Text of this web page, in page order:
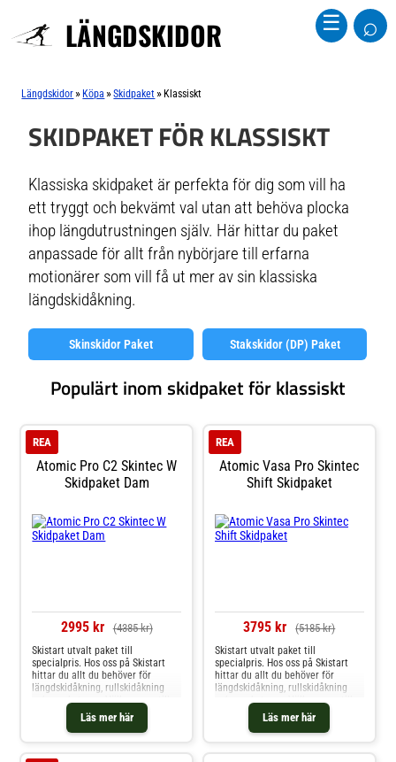
LÄNGDSKIDOR ☰ ⌕
Längdskidor » Köpa »Skidpaket » Klassiskt
SKIDPAKET FÖR KLASSISKT
Klassiska skidpaket är perfekta för dig som vill ha
ett tryggt och bekvämt val utan att behöva plocka
ihop längdutrustningen själv. Här hittar du paket
anpassade för allt från nybörjare till erfarna
motionärer som vill få ut mer av sin klassiska
längdskidåkning.
Skinskidor Paket Stakskidor (DP) Paket
Populärt inom skidpaket för klassiskt
Atomic Pro C2 Skintec W
Skidpaket Dam
REA
2995 kr (4385 kr)
Läs mer här
Skistart utvalt paket till
specialpris. Hos oss på Skistart
hittar du allt du behöver för
längdskidåkning, rullskidåkning
Atomic Vasa Pro Skintec
Shift Skidpaket
REA
3795 kr (5185 kr)
Läs mer här
Skistart utvalt paket till
specialpris. Hos oss på Skistart
hittar du allt du behöver för
längdskidåkning, rullskidåkning